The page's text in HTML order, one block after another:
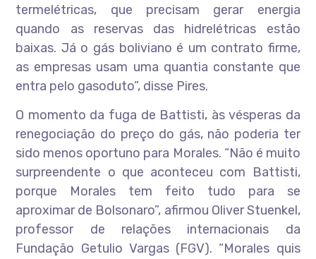
termelétricas, que precisam gerar energia
quando as reservas das hidrelétricas estão
baixas. Já o gás boliviano é um contrato firme,
as empresas usam uma quantia constante que
entra pelo gasoduto”, disse Pires.
O momento da fuga de Battisti, às vésperas da
renegociação do preço do gás, não poderia ter
sido menos oportuno para Morales. “Não é muito
surpreendente o que aconteceu com Battisti,
porque Morales tem feito tudo para se
aproximar de Bolsonaro”, afirmou Oliver Stuenkel,
professor de relações internacionais da
Fundação Getulio Vargas (FGV). “Morales quis